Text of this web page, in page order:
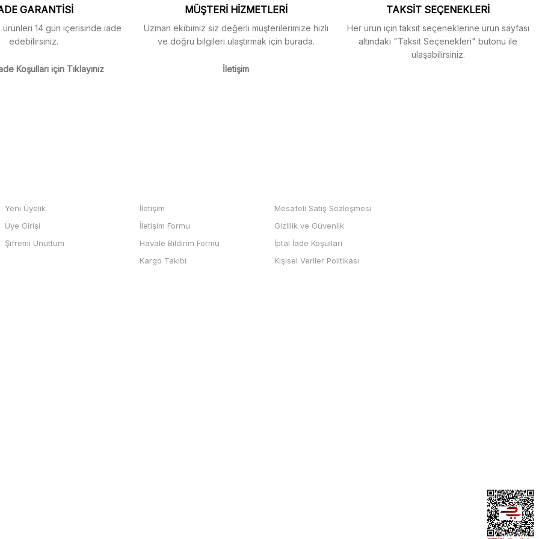
ve odeme kolay , büyük
GARANTİSİ
ürünleri 14 gün içerisinde iade
edebilirsiniz.
Koşulları için Tıklayınız
MÜŞTERİ HİZMETLERİ
Uzman ekibimiz siz değerli müşterilerimize hızlı
ve doğru bilgileri ulaştırmak için burada.
İletişim
TAKSİT SEÇENEKLERİ
Her ürün için taksit seçeneklerine ürün sayfası
altındaki "Taksit Seçenekleri" butonu ile
ulaşabilirsiniz.
Yeni Üyelik
Üye Girişi
Şifremi Unuttum
İletişim
İletişim Formu
Havale Bildirim Formu
Kargo Takibi
Mesafeli Satış Sözleşmesi
Gizlilik ve Güvenlik
İptal İade Koşullari
Kişisel Veriler Politikası